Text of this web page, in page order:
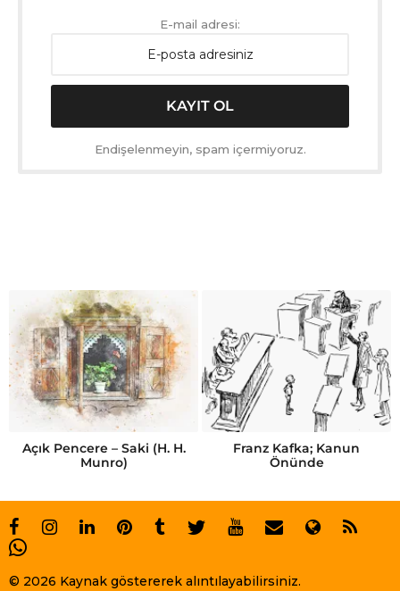
E-mail adresi:
Endişelenmeyin, spam içermiyoruz.
Açık Pencere – Saki (H. H.
Munro)
Franz Kafka; Kanun
Önünde
© 2026 Kaynak göstererek alıntılayabilirsiniz.